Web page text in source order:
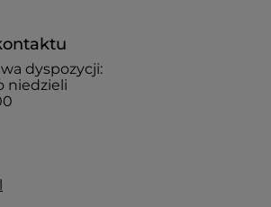
dyspozycji:
niedzieli